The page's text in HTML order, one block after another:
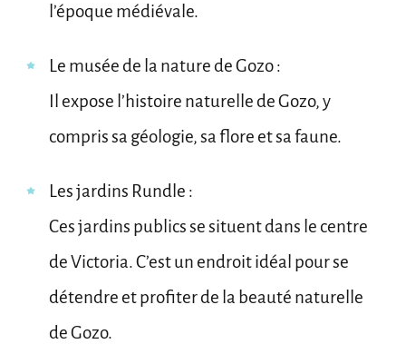
l’époque médiévale.
Le musée de la nature de Gozo :
Il expose l’histoire naturelle de Gozo, y
compris sa géologie, sa flore et sa faune.
Les jardins Rundle :
Ces jardins publics se situent dans le centre
de Victoria. C’est un endroit idéal pour se
détendre et profiter de la beauté naturelle
de Gozo.